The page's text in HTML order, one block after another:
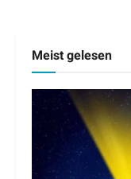
Meist gelesen